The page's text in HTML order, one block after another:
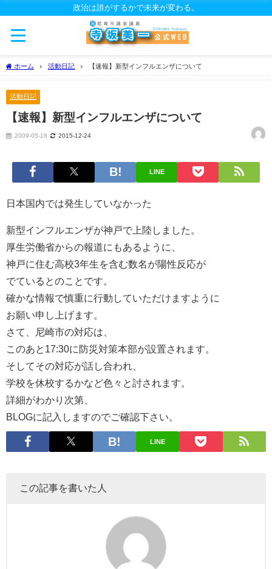
政治は誰がするかで未来が変わる。
ホーム 活動日記 【速報】新型インフルエンザについて
活動日記
【速報】新型インフルエンザについて
2009-05-16 2015-12-24
LINE
日本国内では発生していなかった
新型インフルエンザが神戸で上陸しました。
厚生労働省からの報道にもあるように、
神戸に住む高校3年生を含む数名が陽性反応が
でているとのことです。
確かな情報で慎重に行動していただけますように
お願い申し上げます。
さて、尼崎市の対応は、
このあと17:30に防災対策本部が設置されます。
そしてその対応が話し合われ、
学校を休校するかなど色々と討されます。
詳細がわかり次第、
BLOGに記入しますのでご確認下さい。
LINE
この記事を書いた人